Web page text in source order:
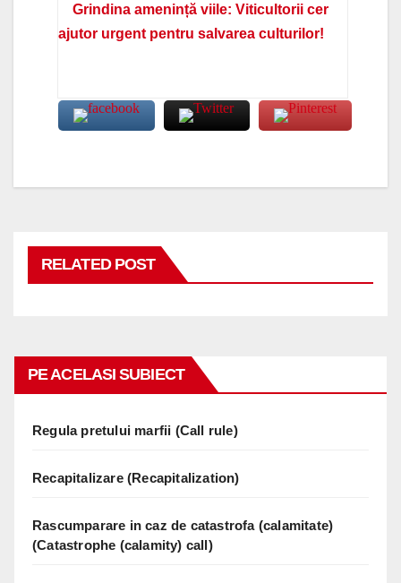
Grindina amenință viile: Viticultorii cer
ajutor urgent pentru salvarea culturilor!
RELATED POST
PE ACELASI SUBIECT
Regula pretului marfii (Call rule)
Recapitalizare (Recapitalization)
Rascumparare in caz de catastrofa (calamitate)
(Catastrophe (calamity) call)